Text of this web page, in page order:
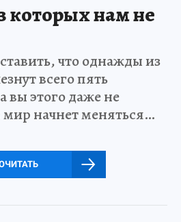
которых нам не
что однажды из
всего пять
вы этого даже не
мир начнет меняться…